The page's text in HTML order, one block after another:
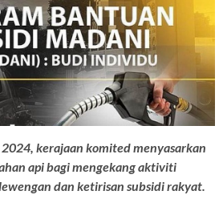
kerajaan komited menyasarkan
api bagi mengekang aktiviti
dan ketirisan subsidi rakyat.